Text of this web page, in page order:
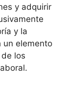
y adquirir
⁣y ‌la⁣
un elemento
los